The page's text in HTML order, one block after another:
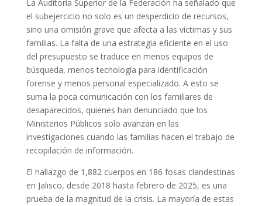
La Auditoría Superior de la Federación ha señalado que
el subejercicio no solo es un desperdicio de recursos,
sino una omisión grave que afecta a las víctimas y sus
familias. La falta de una estrategia eficiente en el uso
del presupuesto se traduce en menos equipos de
búsqueda, menos tecnología para identificación
forense y menos personal especializado. A esto se
suma la poca comunicación con los familiares de
desaparecidos, quienes han denunciado que los
Ministerios Públicos solo avanzan en las
investigaciones cuando las familias hacen el trabajo de
recopilación de información.
El hallazgo de 1,882 cuerpos en 186 fosas clandestinas
en Jalisco, desde 2018 hasta febrero de 2025, es una
prueba de la magnitud de la crisis. La mayoría de estas